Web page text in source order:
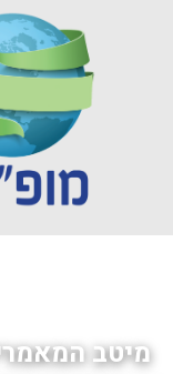
מיטב